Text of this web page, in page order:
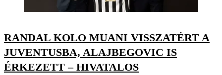
RANDAL KOLO MUANI VISSZATÉRT A
JUVENTUSBA, ALAJBEGOVIC IS
ÉRKEZETT – HIVATALOS